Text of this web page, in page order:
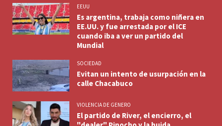
EEUU
Es argentina, trabaja como niñera en
EE.UU. y fue arrestada por el ICE
cuando iba a ver un partido del
Mundial
SOCIEDAD
Evitan un intento de usurpación en la
calle Chacabuco
VIOLENCIA DE GENERO
El partido de River, el encierro, el